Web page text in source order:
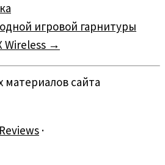
игровой гарнитуры
Wireless →
сайта
·